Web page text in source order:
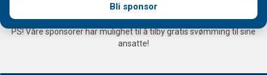
Bli sponsor
PS! Våre sponsorer har mulighet til å tilby gratis svømming til sine
ansatte!